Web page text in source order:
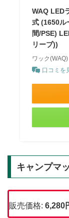
WAQ LED
式 (1650ル
間/PSE)
リーブ))
ワック(WAQ)
口コミを
キャンプマ
販売価格: 6,280